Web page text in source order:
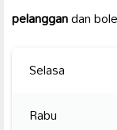
pelanggandan
Selasa
Rabu